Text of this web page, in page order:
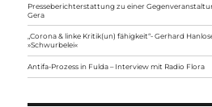
Presseberichterstattung zu einer
Gera
„Corona & linke Kritik(un) fähigkeit“- Gerhard
»Schwurbelei«
Antifa-Prozess in Fulda – Interview mit Radio Flora